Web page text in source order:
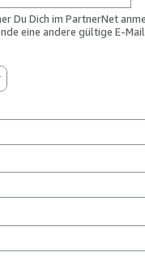
Du Dich im PartnerNet
eine andere gültige E-